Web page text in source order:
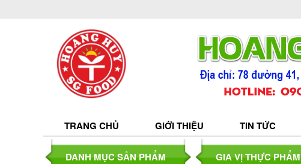
TRANG CHỦ GIỚI THIỆU TIN TỨC
GIA VỊ THỰC PHẨM
DANH MỤC SẢN PHẨM